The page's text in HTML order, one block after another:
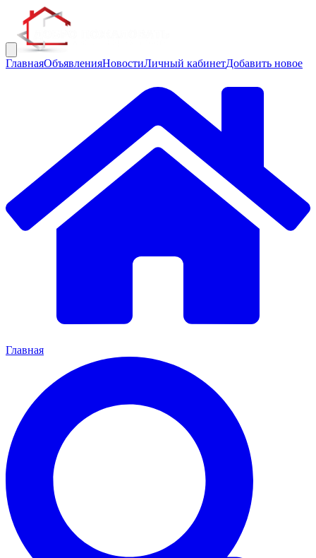
ГлавнаяОбъявленияНовостиЛичный кабинетДобавить новое
Главная